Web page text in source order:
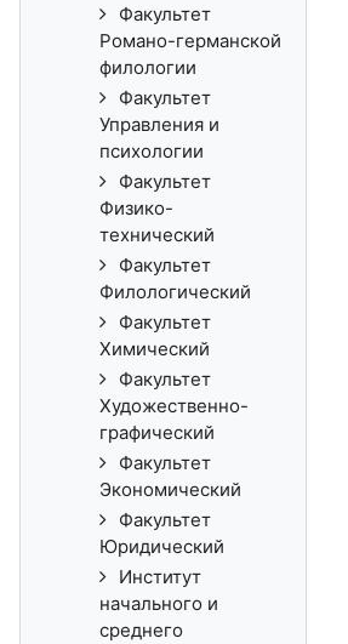
Факультет
Романо-германской
филологии
Факультет
Управления и
психологии
Факультет
Физико-
технический
Факультет
Филологический
Факультет
Химический
Факультет
Художественно-
графический
Факультет
Экономический
Факультет
Юридический
Институт
начального и
среднего